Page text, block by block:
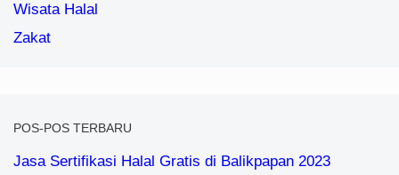
Wisata Halal
Zakat
POS-POS TERBARU
Jasa Sertifikasi Halal Gratis di Balikpapan 2023